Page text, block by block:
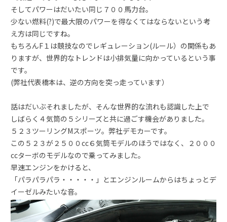
そしてパワーはだいたい同じ７００馬力台。
少ない燃料(?)で最大限のパワーを得なくてはならないという考
え方は同じですね。
もちろんF１は競技なのでレギュレーション(ルール）の関係もあ
りますが、世界的なトレンドは小排気量に向かっているという事
です。
(弊社代表橋本は、逆の方向を突っ走っています）
話はだいぶそれましたが、そんな世界的な流れも認識した上で
しばらく４気筒の５シリーズと共に過ごす機会がありました。
５２３ツーリングMスポーツ。弊社デモカーです。
この５２３が２５００cc６気筒モデルのほうではなく、２０００
ccターボのモデルなので乗ってみました。
早速エンジンをかけると、
「パラパラパラ・・・・・」とエンジンルームからはちょっとデ
イーゼルみたいな音。